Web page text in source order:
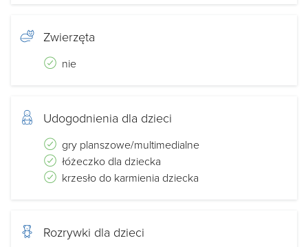
Zwierzęta
nie
Udogodnienia dla dzieci
gry planszowe/multimedialne
łóżeczko dla dziecka
krzesło do karmienia dziecka
Rozrywki dla dzieci